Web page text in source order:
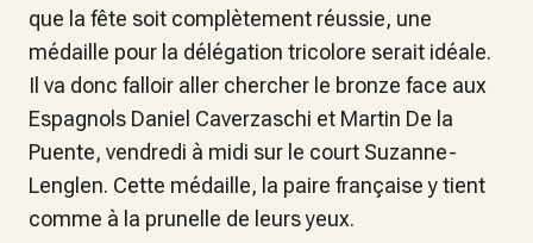
que la fête soit complètement réussie, une
médaille pour la délégation tricolore serait idéale.
Il va donc falloir aller chercher le bronze face aux
Espagnols Daniel Caverzaschi et Martin De la
Puente, vendredi à midi sur le court Suzanne-
Lenglen. Cette médaille, la paire française y tient
comme à la prunelle de leurs yeux.